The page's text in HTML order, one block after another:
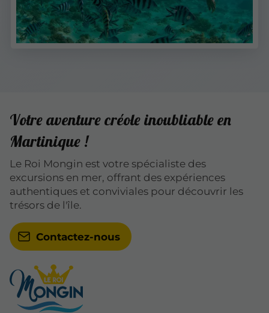
Votre aventure créole inoubliable en
Martinique !
Le Roi Mongin est votre spécialiste des
excursions en mer, offrant des expériences
authentiques et conviviales pour découvrir les
trésors de l'île.
Contactez-nous